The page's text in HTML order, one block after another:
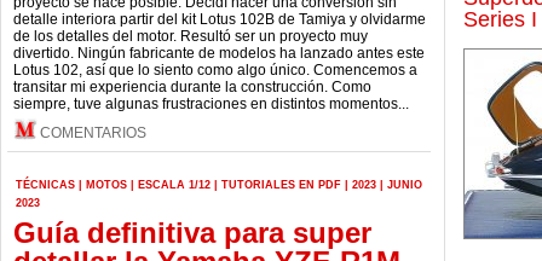
detalle interiora partir del kit Lotus 102B de Tamiya y olvidarme
de los detalles del motor. Resultó ser un proyecto muy
divertido. Ningún fabricante de modelos ha lanzado antes este
Lotus 102, así que lo siento como algo único. Comencemos a
transitar mi experiencia durante la construcción. Como
siempre, tuve algunas frustraciones en distintos momentos...
COMENTARIOS
TÉCNICAS MOTOS ESCALA 1/12 TUTORIALES EN PDF 2023
JUNIO
2023
Guía definitiva para super
Series